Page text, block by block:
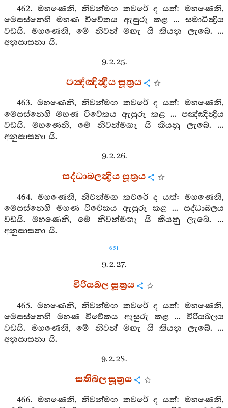
462. මහණෙනි, නිවන්මඟ කවරේ ද යත්: මහණෙනි,
මෙසස්නෙහි මහණ විවේකය ඇසුරු කළ ... සමාධින්‍ද්‍රිය
වඩයි. මහණෙනි, මේ නිවන් මඟැ යි කියනු ලැබේ. ...
අනුසාසනා යි.
9. 2. 25.
පඤ්ඤින්‍ද්‍රිය සූත්‍රය
463. මහණෙනි, නිවන්මඟ කවරේ ද යත්: මහණෙනි,
මෙසස්නෙහි මහණ විවේකය ඇසුරු කළ ... පඤ්ඤින්‍ද්‍රිය
වඩයි. මහණෙනි, මේ නිවන්මඟැ යි කියනු ලැබේ. ...
අනුසාසනා යි.
9. 2. 26.
සද්ධාබලන්‍ද්‍රිය සූත්‍රය
464. මහණෙනි, නිවන්මඟ කවරේ ද යත්: මහණෙනි,
මෙසස්නෙහි මහණ විවේකය ඇසුරු කළ ... සද්ධාබලය
වඩයි. මහණෙනි, මේ නිවන්මඟැ යි කියනු ලැබේ. ...
අනුසාසනා යි.
651
9. 2. 27.
විරියබල සූත්‍රය
465. මහණෙනි, නිවන්මඟ කවරේ ද යත්: මහණෙනි,
මෙසස්නෙහි මහණ විවේකය ඇසුරු කළ ... විරියබලය
වඩයි. මහණෙනි, මේ නිවන් මඟැ යි කියනු ලැබේ. ...
අනුසාසනා යි.
9. 2. 28.
සතිබල සූත්‍රය
466. මහණෙනි, නිවන්මඟ කවරේ ද යත්: මහණෙනි,